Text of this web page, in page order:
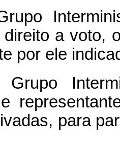
a voto,
por ele
para